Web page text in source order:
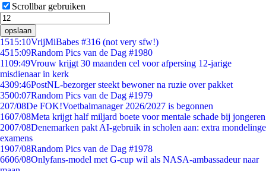
Scrollbar gebruiken
opslaan
1515:10VrijMiBabes #316 (not very sfw!)
4515:09Random Pics van de Dag #1980
1109:49Vrouw krijgt 30 maanden cel voor afpersing 12-jarige
misdienaar in kerk
4309:46PostNL-bezorger steekt bewoner na ruzie over pakket
3500:07Random Pics van de Dag #1979
207/08De FOK!Voetbalmanager 2026/2027 is begonnen
1607/08Meta krijgt half miljard boete voor mentale schade bij jongeren
2007/08Denemarken pakt AI-gebruik in scholen aan: extra mondelinge
examens
1907/08Random Pics van de Dag #1978
6606/08Onlyfans-model met G-cup wil als NASA-ambassadeur naar